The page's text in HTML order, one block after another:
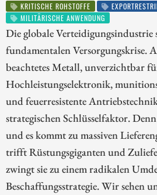
KRITISCHE ROHSTOFFE
MILITÄRISCHE ANWENDUNG
Die globale Verteidigungsindustrie
fundamentalen Versorgungskrise.
beachtetes Metall, unverzichtbar
Hochleistungselektronik,
und feuerresistente
strategischen Schlüsselfaktor.
und es kommt zu massiven
trifft Rüstungsgiganten und
zwingt sie zu einem radikalen
Beschaffungsstrategie. Wir sehen